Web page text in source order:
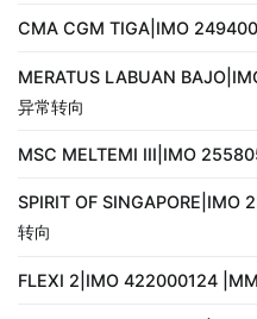
CMA CGM TIGA|IMO
MERATUS LABUAN
异常转向
MSC MELTEMI III|IMO
SPIRIT OF
转向
FLEXI 2|IMO 422000124